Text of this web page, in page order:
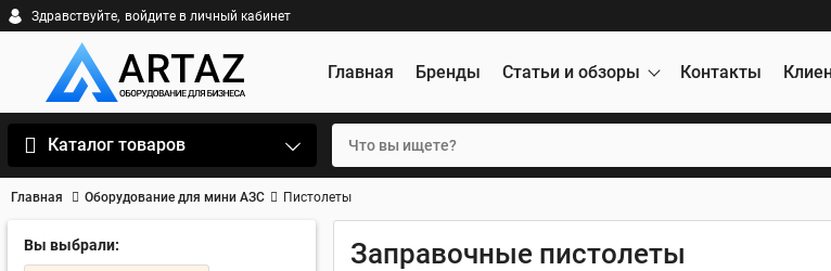
Здравствуйте, войдите в личный кабинет
Главная Бренды Статьи и обзоры Контакты
Каталог товаров
Главная Оборудование для мини АЗС Пистолеты
Вы выбрали: Заправочные пистолеты